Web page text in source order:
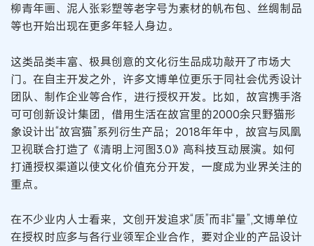
柳青年画、泥人张彩塑等老字号为素材的帆布包、丝绸制品
等也开始出现在更多年轻人身边。
这类品类丰富、极具创意的文化衍生品成功敲开了市场大
门。在自主开发之外，许多文博单位更乐于同社会优秀设计
团队、制作企业等合作，进行授权开发。比如，故宫携手洛
可可创新设计集团，借用生活在故宫里的2000余只野猫形
象设计出“故宫猫”系列衍生产品；2018年年中，故宫与凤凰
卫视联合打造了《清明上河图3.0》高科技互动展演。如何
打通授权渠道以使文化价值充分开发，一度成为业界关注的
重点。
在不少业内人士看来，文创开发追求“质”而非“量”,文博单位
在授权时应多与各行业领军企业合作，要对企业的产品设计